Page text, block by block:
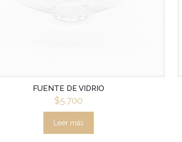
FUENTE DE VIDRIO
$5.700
Leer más